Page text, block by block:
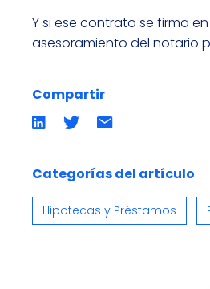
Y si ese contrato se firma
asesoramiento del notario
Compartir
Compartir
en
Compartir
en
Compartir
por
email
Categorías del artículo
Hipotecas y Préstamos